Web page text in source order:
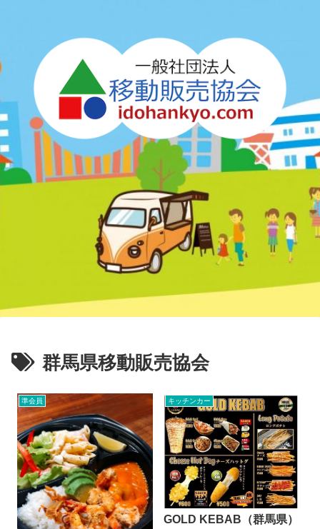
群馬県移動販売協会
準会員 キッチンカー
GOLD KEBAB（群馬県）